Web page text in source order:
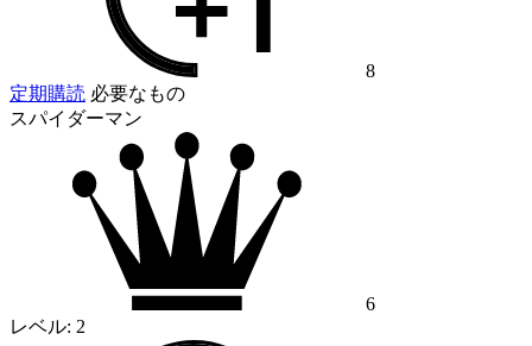
8
定期購読 必要なもの
スパイダーマン
6
レベル: 2